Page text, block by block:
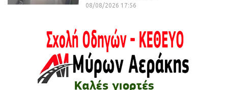
08/08/2026 17:56